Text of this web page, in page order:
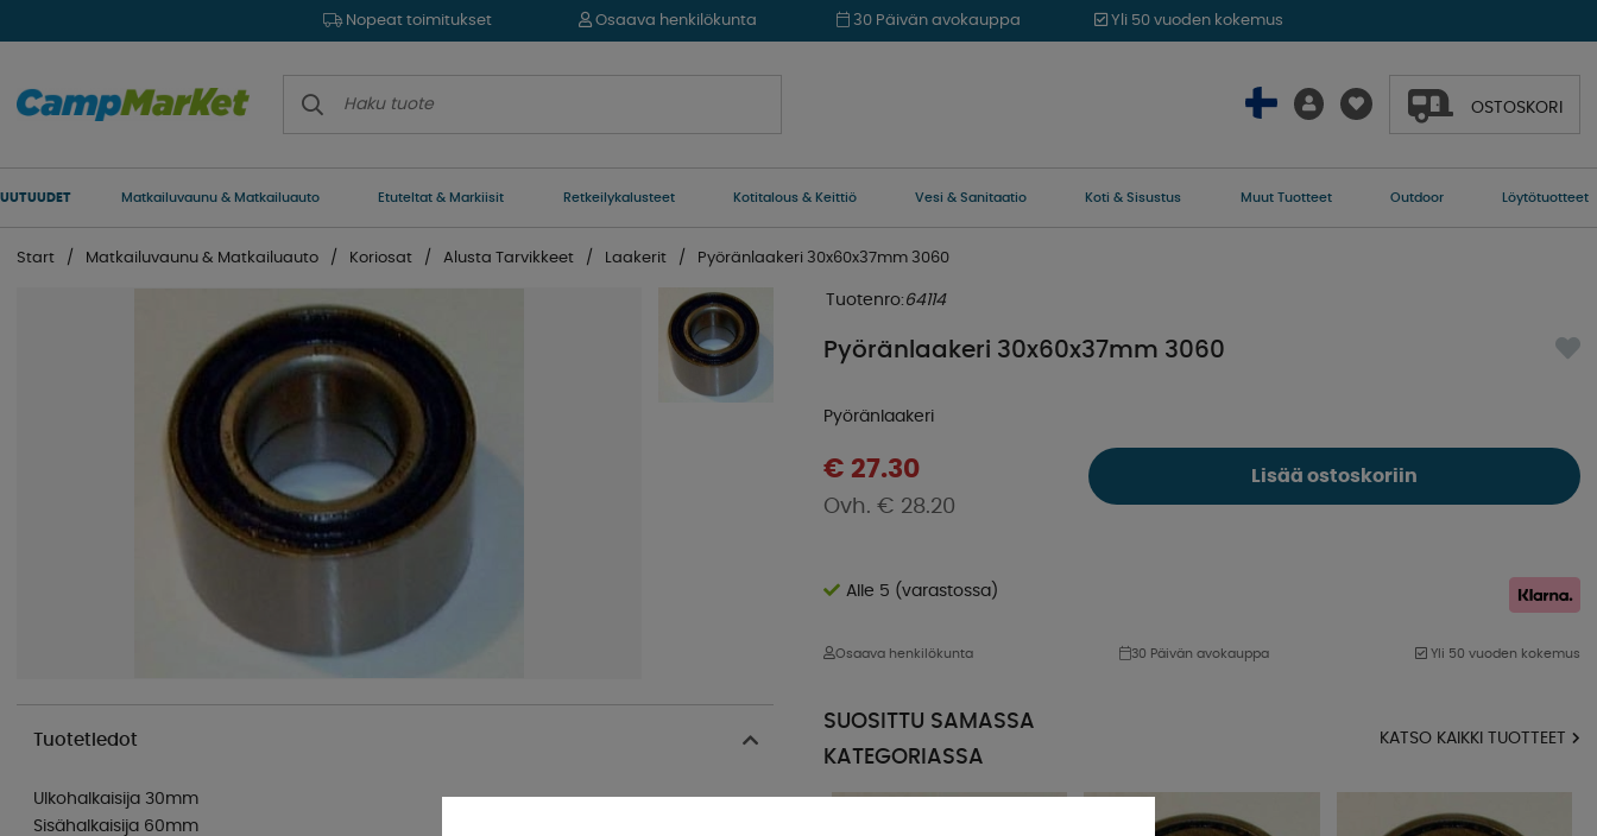
Nopeat toimitukset Osaava henkilökunta 30 Päivän avokauppa Yli 50 vuoden kokemus
OSTOSKORI
UUTUUDET Matkailuvaunu & Matkailuauto Etuteltat & Markiisit Retkeilykalusteet Kotitalous & Keittiö Vesi & Sanitaatio Koti & Sisustus Muut Tuotteet Outdoor Löytötuotteet
Start Matkailuvaunu & Matkailuauto Koriosat Alusta Tarvikkeet Laakerit Pyöränlaakeri 30x60x37mm 3060
Tuotenro: 64114
Pyöränlaakeri 30x60x37mm 3060
Pyöränlaakeri
€ 27.30
€ 28.20
Lisää ostoskoriin
Alle 5 (varastossa)
Osaava henkilökunta 30 Päivän avokauppa Yli 50 vuoden kokemus
Tuotetiedot
Ulkohalkaisija 30mm
Sisähalkaisija 60mm
SUOSITTU SAMASSA
KATEGORIASSA
KATSO KAIKKI TUOTTEET